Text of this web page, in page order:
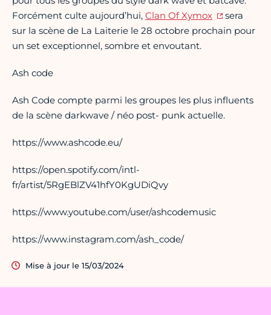
Forcément culte aujourd’hui, Clan Of Xymox
sera
sur la scène de La Laiterie le 28 octobre prochain pour
un set exceptionnel, sombre et envoutant.
Ash code
Ash Code compte parmi les groupes les plus influents
de la scène darkwave / néo post- punk actuelle.
https://www.ashcode.eu/
https://open.spotify.com/intl-
fr/artist/5RgEBlZV41hfY0KgUDiQvy
https://www.youtube.com/user/ashcodemusic
https://www.instagram.com/ash_code/
Mise à jour le 15/03/2024